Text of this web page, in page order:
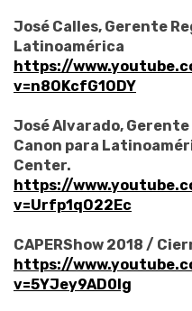
José Calles, Gerente
Latinoamérica
https://
v=n8OKcfG1ODY
José Alvarado,
Canon para
Center.
https://
v=Urfp1qO22Ec
CAPERShow 2018 /
https://
v=5YJey9AD0lg